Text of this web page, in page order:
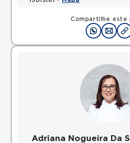
Compartilhe este
Adriana Nogueira Da